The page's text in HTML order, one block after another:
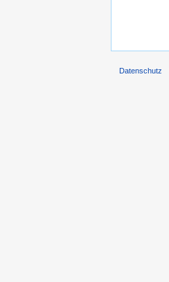
Datenschutz